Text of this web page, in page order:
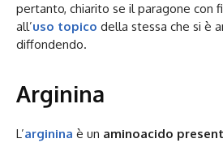
pertanto, chiarito se il paragone con
all’uso topico della stessa che si è
diffondendo.
Arginina
L’arginina è un aminoacido